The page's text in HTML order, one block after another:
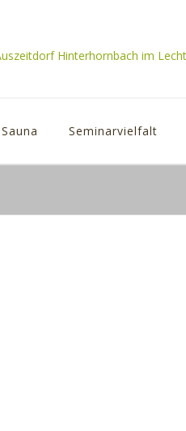
Sauna Seminarvielfalt